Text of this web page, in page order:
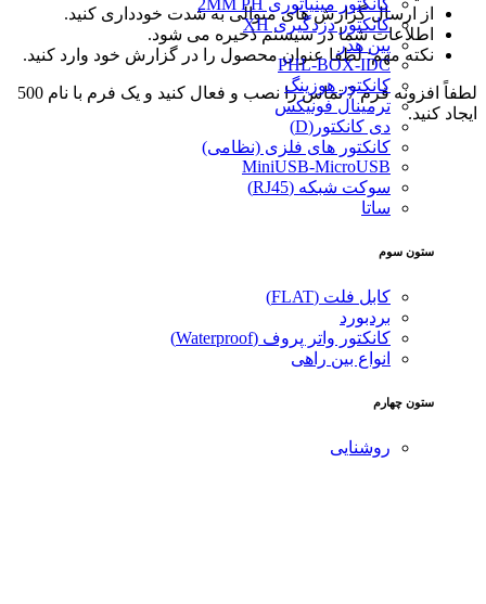
کانکتور دزدگیری XH
پین هدر
PHL-BOX-IDC
کانکتور هوزینگ
ترمینال فونیکس
دی کانکتور(D)
کانکتور های فلزی (نظامی)
MiniUSB-MicroUSB
سوکت شبکه (RJ45)
ساتا
ستون سوم
کابل فلت (FLAT)
بردبورد
کانکتور واتر پروف (Waterproof)
انواع بین راهی
ستون چهارم
روشنایی
از ارسال گزارش های متوالی به شدت خودداری کنید.
اطلاعات شما در سیستم ذخیره می شود.
نکته مهم: لطفا عنوان محصول را در گزارش خود وارد کنید.
لطفاً افزونه فرم 7 تماس را نصب و فعال کنید و یک فرم با نام 500
ایجاد کنید.